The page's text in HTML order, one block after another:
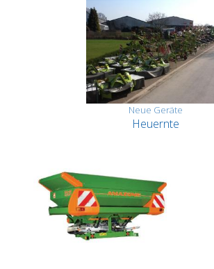
Neue Geräte
Heuernte